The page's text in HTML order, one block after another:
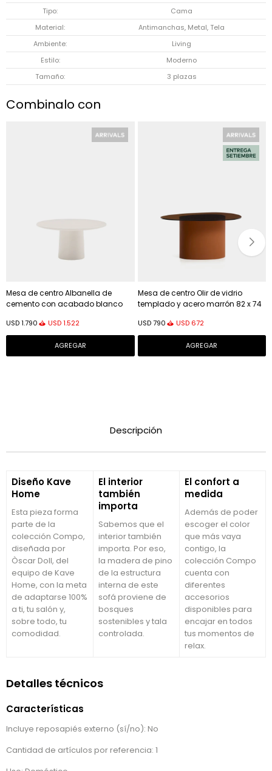
Tipo
Cama
Material
Antimanchas, Metal, Tela
Ambiente
Living
Estilo
Moderno
Tamaño
3 plazas
Combinalo con
Mesa de centro Albanella de
cemento con acabado blanco
USD1.790 USD1.522
Mesa de centro Olir de vidrio
templado y acero marrón 82 x 74
USD 790 USD 672
Descripción
Diseño Kave
Home
Esta pieza forma
parte de la
colección Compo,
diseñada por
Òscar Doll, del
equipo de Kave
Home, con la meta
de adaptarse 100%
a ti, tu salón y,
sobre todo, tu
comodidad.
El interior
también
importa
Sabemos que el
interior también
importa. Por eso,
la madera de pino
de la estructura
interna de este
sofá proviene de
bosques
sostenibles y tala
controlada.
El confort a
medida
Además de poder
escoger el color
que más vaya
contigo, la
colección Compo
cuenta con
diferentes
accesorios
disponibles para
encajar en todos
tus momentos de
relax.
Detalles técnicos
Características
Incluye reposapiés externo (sí/no): No
Cantidad de artículos por referencia: 1